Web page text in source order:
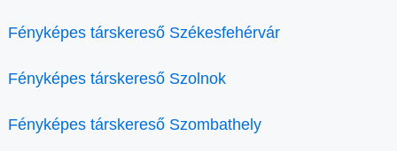
Fényképes társkereső Székesfehérvár
Fényképes társkereső Szolnok
Fényképes társkereső Szombathely